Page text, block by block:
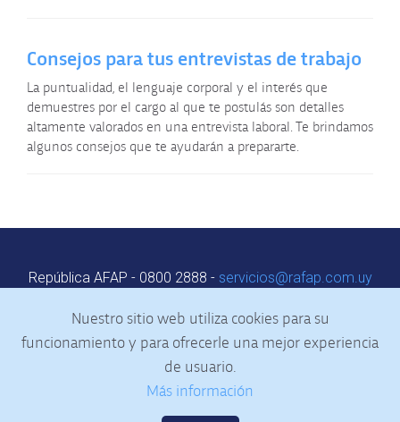
Consejos para tus entrevistas de trabajo
La puntualidad, el lenguaje corporal y el interés que
demuestres por el cargo al que te postulás son detalles
altamente valorados en una entrevista laboral. Te brindamos
algunos consejos que te ayudarán a prepararte.
República AFAP - 0800 2888 - servicios@rafap.com.uy
Horario: de 9:00 a 18:00 h
Agenda web|Contacto
Política de privacidad|Términos y condiciones de uso
Nuestro sitio web utiliza cookies para su
funcionamiento y para ofrecerle una mejor experiencia
de usuario.
Más información